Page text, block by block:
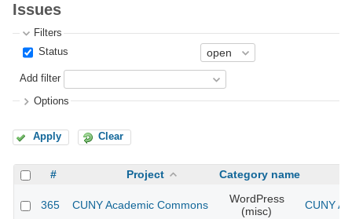
Issues
Filters
Status
Add filter
Options
Apply Clear
# Project Category name
365 CUNY Academic Commons
WordPress
(misc)
CUNY